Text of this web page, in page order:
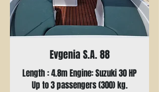
Evgenia S.A. 88
Length : 4.8m Engine: Suzuki 30 HP
Up to 3 passengers (300) kg.